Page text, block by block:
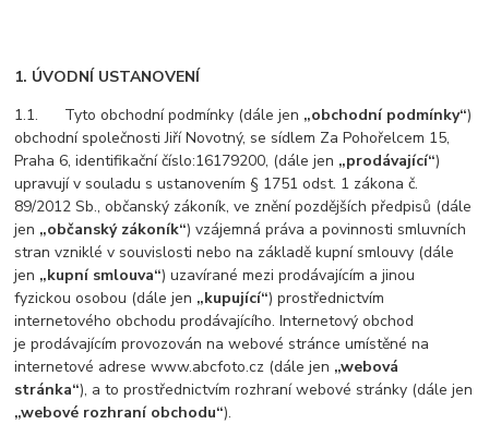
1. ÚVODNÍ USTANOVENÍ
1.1. Tyto obchodní podmínky (dále jen „obchodní podmínky“)
obchodní společnosti Jiří Novotný, se sídlem Za Pohořelcem 15,
Praha 6, identifikační číslo:16179200, (dále jen „prodávající“)
upravují v souladu s ustanovením § 1751 odst. 1 zákona č.
89/2012 Sb., občanský zákoník, ve znění pozdějších předpisů (dále
jen „občanský zákoník“) vzájemná práva a povinnosti smluvních
stran vzniklé v souvislosti nebo na základě kupní smlouvy (dále
jen „kupní smlouva“) uzavírané mezi prodávajícím a jinou
fyzickou osobou (dále jen „kupující“) prostřednictvím
internetového obchodu prodávajícího. Internetový obchod
je prodávajícím provozován na webové stránce umístěné na
internetové adrese www.abcfoto.cz (dále jen „webová
stránka“), a to prostřednictvím rozhraní webové stránky (dále jen
„webové rozhraní obchodu“).